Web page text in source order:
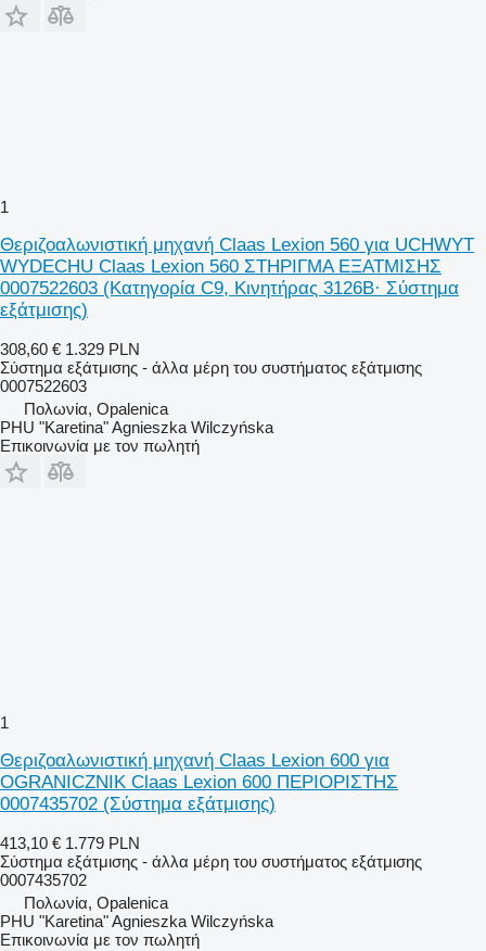
1
Θεριζοαλωνιστική μηχανή Claas Lexion 560 για UCHWYT
WYDECHU Claas Lexion 560 ΣΤΗΡΙΓΜΑ ΕΞΑΤΜΙΣΗΣ
0007522603 (Κατηγορία C9, Κινητήρας 3126B· Σύστημα
εξάτμισης)
308,60 € 1.329 PLN
Σύστημα εξάτμισης - άλλα μέρη του συστήματος εξάτμισης
0007522603
Πολωνία, Opalenica
PHU "Karetina" Agnieszka Wilczyńska
Επικοινωνία με τον πωλητή
1
Θεριζοαλωνιστική μηχανή Claas Lexion 600 για
OGRANICZNIK Claas Lexion 600 ΠΕΡΙΟΡΙΣΤΗΣ
0007435702 (Σύστημα εξάτμισης)
413,10 € 1.779 PLN
Σύστημα εξάτμισης - άλλα μέρη του συστήματος εξάτμισης
0007435702
Πολωνία, Opalenica
PHU "Karetina" Agnieszka Wilczyńska
Επικοινωνία με τον πωλητή